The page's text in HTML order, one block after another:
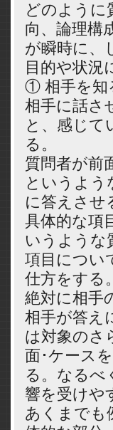
どのように
向、論理構
が瞬時に、
目的や状況
① 相手を知
相手に話さ
と、感じて
る。
質問者が前
というよう
に答えさせ
具体的な項
いうような
項目につい
仕方をする。
絶対に相手
相手が答え
は対象のさ
面･ケース
る。なるべ
響を受けや
あくまでも